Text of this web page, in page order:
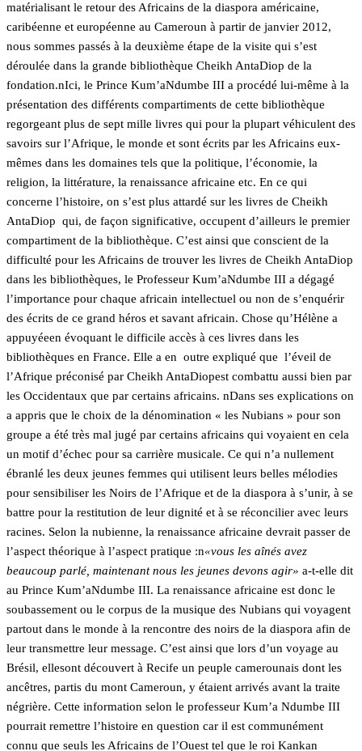
matérialisant le retour des Africains de la diaspora américaine,
caribéenne et européenne au Cameroun à partir de janvier 2012,
nous sommes passés à la deuxième étape de la visite qui s’est
déroulée dans la grande bibliothèque Cheikh AntaDiop de la
fondation.nIci, le Prince Kum’aNdumbe III a procédé lui-même à la
présentation des différents compartiments de cette bibliothèque
regorgeant plus de sept mille livres qui pour la plupart véhiculent des
savoirs sur l’Afrique, le monde et sont écrits par les Africains eux-
mêmes dans les domaines tels que la politique, l’économie, la
religion, la littérature, la renaissance africaine etc. En ce qui
concerne l’histoire, on s’est plus attardé sur les livres de Cheikh
AntaDiop qui, de façon significative, occupent d’ailleurs le premier
compartiment de la bibliothèque. C’est ainsi que conscient de la
difficulté pour les Africains de trouver les livres de Cheikh AntaDiop
dans les bibliothèques, le Professeur Kum’aNdumbe III a dégagé
l’importance pour chaque africain intellectuel ou non de s’enquérir
des écrits de ce grand héros et savant africain. Chose qu’Hélène a
appuyéeen évoquant le difficile accès à ces livres dans les
bibliothèques en France. Elle a en outre expliqué que l’éveil de
l’Afrique préconisé par Cheikh AntaDiopest combattu aussi bien par
les Occidentaux que par certains africains. nDans ses explications on
a appris que le choix de la dénomination « les Nubians » pour son
groupe a été très mal jugé par certains africains qui voyaient en cela
un motif d’échec pour sa carrière musicale. Ce qui n’a nullement
ébranlé les deux jeunes femmes qui utilisent leurs belles mélodies
pour sensibiliser les Noirs de l’Afrique et de la diaspora à s’unir, à se
battre pour la restitution de leur dignité et à se réconcilier avec leurs
racines. Selon la nubienne, la renaissance africaine devrait passer de
l’aspect théorique à l’aspect pratique :n«vous les aînés avez
beaucoup parlé, maintenant nous les jeunes devons agir» a-t-elle dit
au Prince Kum’aNdumbe III. La renaissance africaine est donc le
soubassement ou le corpus de la musique des Nubians qui voyagent
partout dans le monde à la rencontre des noirs de la diaspora afin de
leur transmettre leur message. C’est ainsi que lors d’un voyage au
Brésil, ellesont découvert à Recife un peuple camerounais dont les
ancêtres, partis du mont Cameroun, y étaient arrivés avant la traite
négrière. Cette information selon le professeur Kum’a Ndumbe III
pourrait remettre l’histoire en question car il est communément
connu que seuls les Africains de l’Ouest tel que le roi Kankan